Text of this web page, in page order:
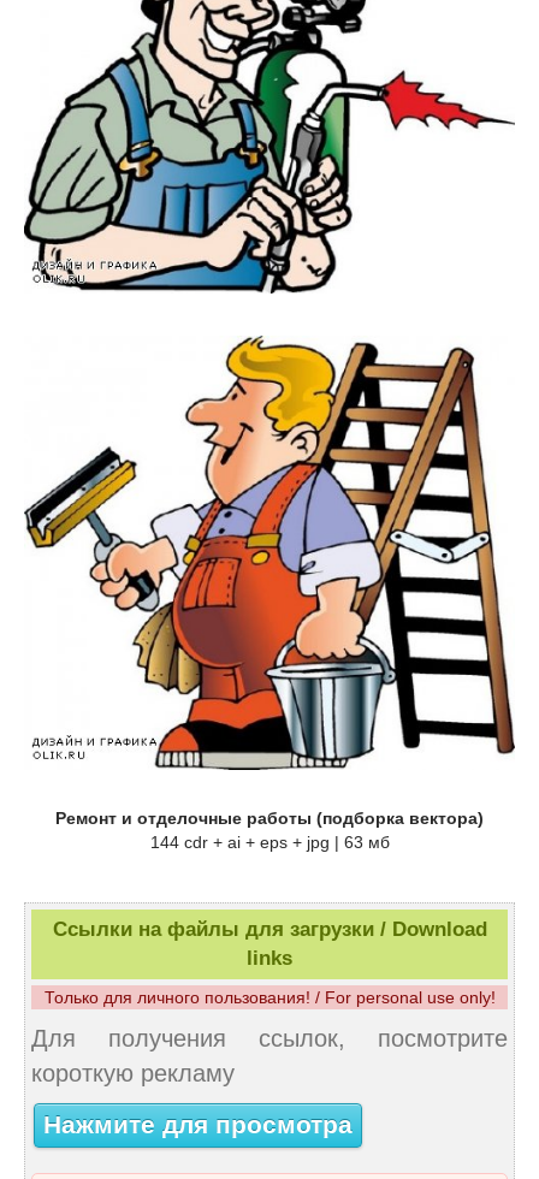
Ремонт и отделочные работы (подборка вектора)
144 cdr + ai + eps + jpg | 63 мб
Ссылки на файлы для загрузки / Download
links
Только для личного пользования! / For personal use only!
Для получения ссылок, посмотрите
короткую рекламу
Нажмите для просмотра